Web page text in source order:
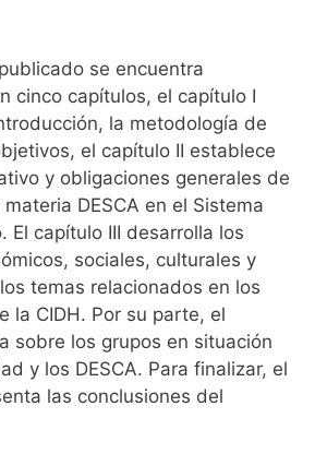
se encuentra
cinco capítulos, el capítulo I
la metodología de
el capítulo II establece
y obligaciones generales de
DESCA en el Sistema
El capítulo III desarrolla los
sociales, culturales y
temas relacionados en los
la CIDH. Por su parte, el
sobre los grupos en situación
y los DESCA. Para finalizar, el
las conclusiones del